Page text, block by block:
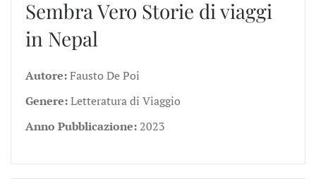
Sembra Vero Storie di viaggi
in Nepal
Autore:Fausto De Poi
Genere:Letteratura di Viaggio
Anno Pubblicazione: 2023